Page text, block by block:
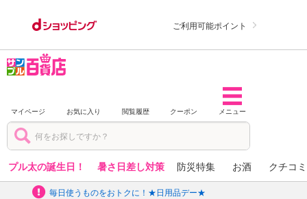
ご利用可能ポイント
マイページ お気に入り 閲覧履歴 クーポン メニュー
プル太の誕生日！ 暑さ日差し対策 防災特集 お酒 クチコ
毎日使うものをおトクに！★日用品デー★